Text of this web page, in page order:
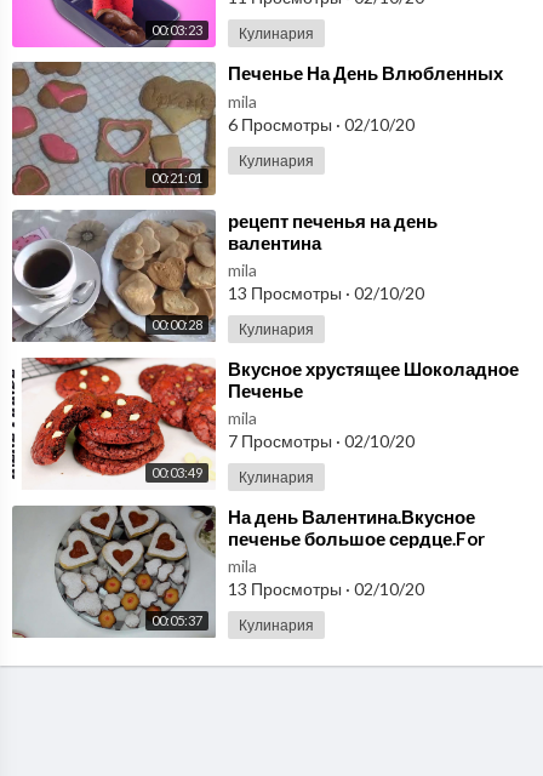
00:03:23 Кулинария
00:21:01
⁣Печенье На День Влюбленных
mila
6 Просмотры · 02/10/20
Кулинария
00:00:28
⁣рецепт печенья на день
валентина
mila
13 Просмотры · 02/10/20
Кулинария
00:03:49
⁣Вкусное хрустящее Шоколадное
Печенье
mila
7 Просмотры · 02/10/20
Кулинария
00:05:37
⁣На день Валентина.Вкусное
печенье большое сердце.For
valentine's day.
mila
13 Просмотры · 02/10/20
Кулинария